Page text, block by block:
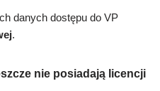
danych dostępu do VP
.
nie posiadają licencji